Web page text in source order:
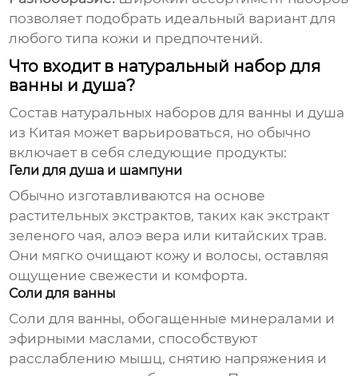
позволяет подобрать идеальный вариант для
любого типа кожи и предпочтений.
Что входит в натуральный набор для
ванны и душа?
Состав натуральных наборов для ванны и душа
из Китая может варьироваться, но обычно
включает в себя следующие продукты:
Гели для душа и шампуни
Обычно изготавливаются на основе
растительных экстрактов, таких как экстракт
зеленого чая, алоэ вера или китайских трав.
Они мягко очищают кожу и волосы, оставляя
ощущение свежести и комфорта.
Соли для ванны
Соли для ванны, обогащенные минералами и
эфирными маслами, способствуют
расслаблению мышц, снятию напряжения и